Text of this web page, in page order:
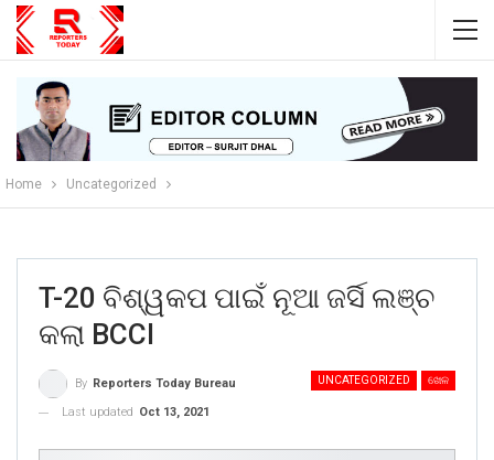
Home Uncategorized
T-20 ବିଶ୍ୱକପ ପାଇଁ ନୂଆ ଜର୍ସି ଲଞ୍ଚ
କଲା BCCI
UNCATEGORIZED ଖେଳ
By Reporters Today Bureau
Last updated Oct 13, 2021